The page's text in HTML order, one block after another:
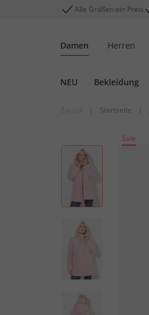
Alle Größen ein Preis
Damen Herren
NEU Bekleidung
| Startseite |
Sale